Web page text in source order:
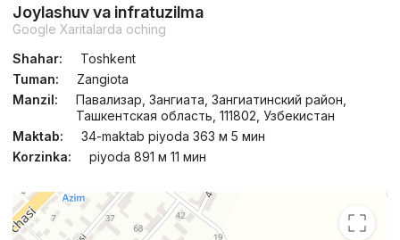
Joylashuv va infratuzilma
Google Xaritalarda oching
Shahar:
Toshkent
Tuman:
Zangiota
Manzil:
Павализар, Зангиата, Зангиатинский район,
Ташкентская область, 111802, Узбекистан
Maktab:
34-maktab piyoda 363 м 5 мин
Korzinka:
piyoda 891 м 11 мин